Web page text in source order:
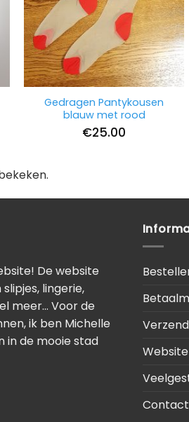
Gedragen Pantykousen
blauw met rood
€25.00
De website
lingerie,
meer… Voor de
ik ben Michelle
in de mooie stad
Contact